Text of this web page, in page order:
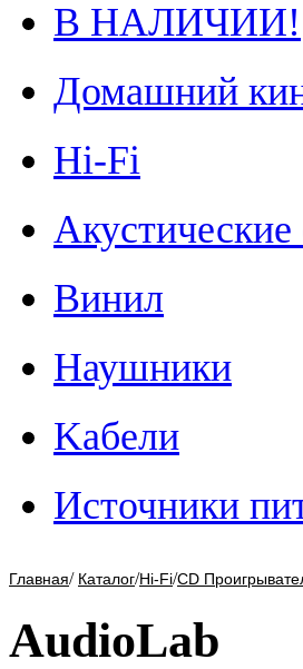
В НАЛИЧИИ!
Домашний
Hi-Fi
Винил
Наушники
Kабели
Источники
Главная/ Каталог/Hi-Fi/CD
AudioLab